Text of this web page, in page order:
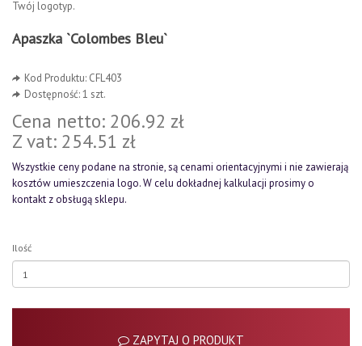
Twój logotyp.
Apaszka `Colombes Bleu`
Kod Produktu: CFL403
Dostępność: 1 szt.
Cena netto: 206.92 zł
Z vat: 254.51 zł
Wszystkie ceny podane na stronie, są cenami orientacyjnymi i nie zawierają
kosztów umieszczenia logo. W celu dokładnej kalkulacji prosimy o
kontakt z obsługą sklepu.
Ilość
ZAPYTAJ O PRODUKT